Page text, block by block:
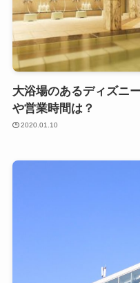
大浴場のあるディズニ
や営業時間は？
2020.01.10